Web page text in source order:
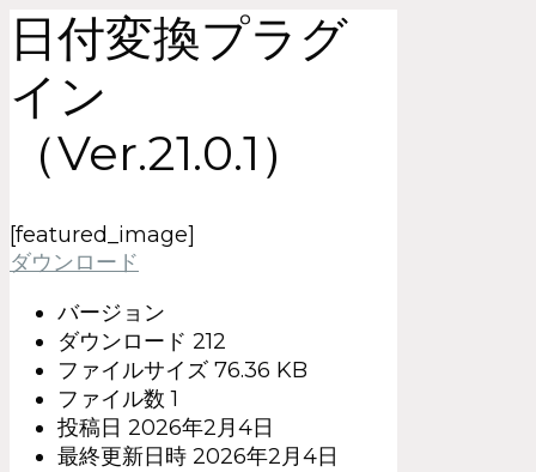
日付変換プラグ
イン
（Ver.21.0.1）
[featured_image]
ダウンロード
バージョン
ダウンロード 212
ファイルサイズ 76.36 KB
ファイル数1
投稿日 2026年2月4日
最終更新日時 2026年2月4日